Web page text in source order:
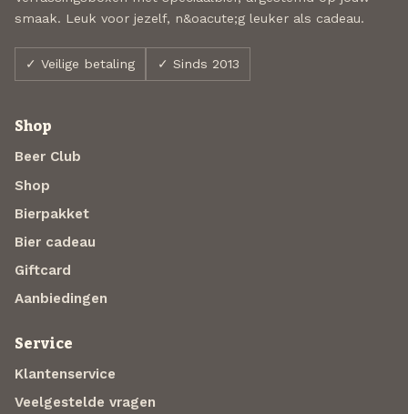
smaak. Leuk voor jezelf, n&oacute;g leuker als cadeau.
✓ Veilige betaling ✓ Sinds 2013
Shop
Beer Club
Shop
Bierpakket
Bier cadeau
Giftcard
Aanbiedingen
Service
Klantenservice
Veelgestelde vragen